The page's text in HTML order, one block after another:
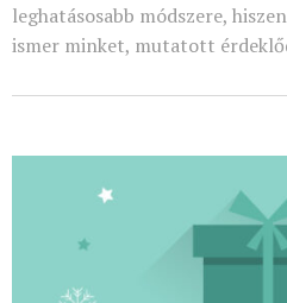
leghatásosabb módszere,
ismer minket, mutatott